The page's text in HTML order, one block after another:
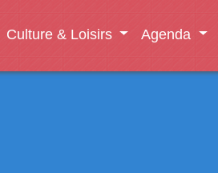
Culture & Loisirs Agenda